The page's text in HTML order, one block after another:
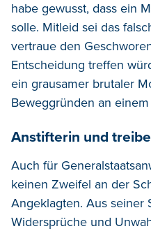
habe gewusst, dass ein
solle. Mitleid sei das
vertraue den
Entscheidung treffen
ein grausamer brutaler
Beweggründen an
Anstifterin und
Auch für
keinen Zweifel an der
Angeklagten. Aus seiner
Widersprüche und